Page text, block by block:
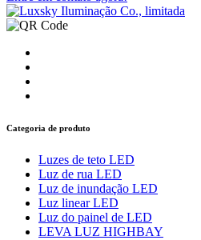
Categoria de produto
Luzes de teto LED
Luz de rua LED
Luz de inundação LED
Luz linear LED
Luz do painel de LED
LEVA LUZ HIGHBAY